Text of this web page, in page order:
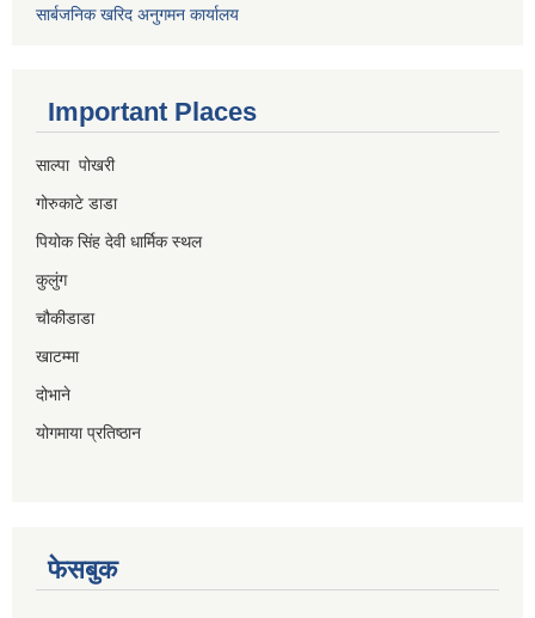
सार्बजनिक खरिद अनुगमन कार्यालय
Important Places
साल्पा पोखरी
गोरुकाटे डाडा
पियोक सिंह देवी धार्मिक स्थल
कुलुंग
चौकीडाडा
खाटम्मा
दोभाने
योगमाया प्रतिष्ठान
फेसबुक